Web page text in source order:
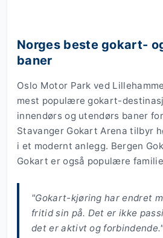
Norges beste gokart-
baner
Oslo Motor Park ved
mest populære gokart-
innendørs og utendørs baner
Stavanger Gokart Arena tilbyr
i et modernt anlegg. Bergen
Gokart er også populære
"Gokart-kjøring har endret
fritid sin på. Det er ikke
det er aktivt og forbindende."